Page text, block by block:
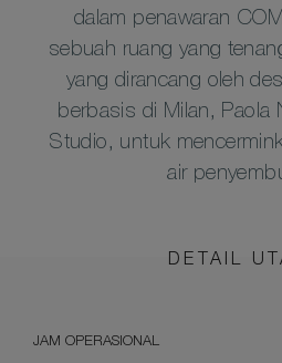
dalam penawaran
sebuah ruang yang
yang dirancang oleh
berbasis di Milan, Paola
Studio, untuk
air
DETAIL
JAM OPERASIONAL